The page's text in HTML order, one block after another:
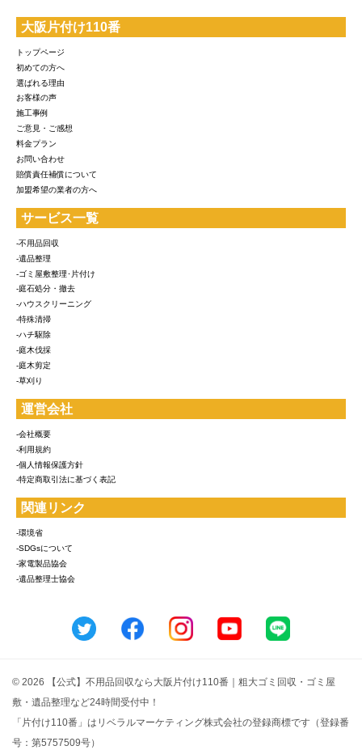
大阪片付け110番
トップページ
初めての方へ
選ばれる理由
お客様の声
施工事例
ご意見・ご感想
料金プラン
お問い合わせ
賠償責任補償について
加盟希望の業者の方へ
サービス一覧
-不用品回収
-遺品整理
-ゴミ屋敷整理･片付け
-庭石処分・撤去
-ハウスクリーニング
-特殊清掃
-ハチ駆除
-庭木伐採
-庭木剪定
-草刈り
運営会社
-会社概要
-利用規約
-個人情報保護方針
-特定商取引法に基づく表記
関連リンク
-環境省
-SDGsについて
-家電製品協会
-遺品整理士協会
© 2026 【公式】不用品回収なら大阪片付け110番｜粗大ゴミ回収・ゴミ屋
敷・遺品整理など24時間受付中！
「片付け110番」はリベラルマーケティング株式会社の登録商標です（登録番
号：第5757509号）